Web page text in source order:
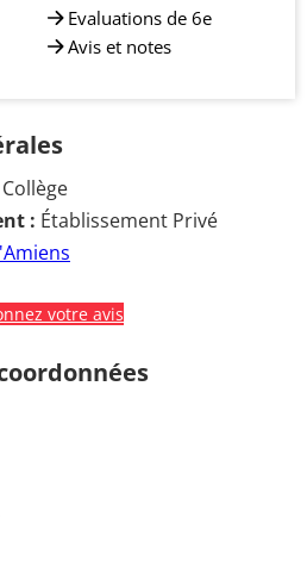
Evaluations de 6e
Avis et notes
Collège
: Établissement Privé
votre avis